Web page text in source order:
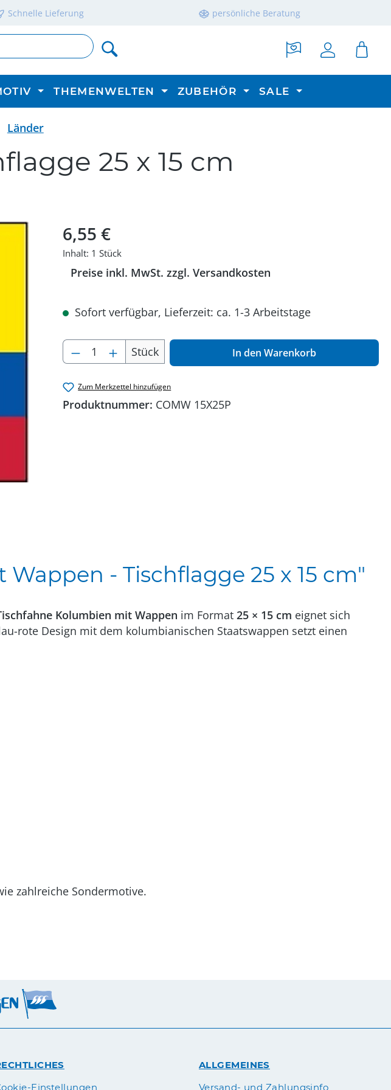
Schnelle Lieferung persönliche Beratung
THEMENWELTEN ZUBEHÖR SALE
Länder
25 x 15 cm
Regulärer Preis:
6,55 €
Inhalt: 1 Stück
Preise inkl. MwSt. zzgl. Versandkosten
Sofort verfügbar, Lieferzeit: ca. 1-3 Arbeitstage
Produkt Anzahl: Gib den gewünschten Wert
Stück In den Warenkorb
Zum Merkzettel hinzufügen
Produktnummer: COMW 15X25P
- Tischflagge 25 x 15 cm"
Kolumbien mit Wappen im Format 25 × 15 cm eignet sich
rote Design mit dem kolumbianischen Staatswappen setzt einen
zahlreiche Sondermotive.
Einstellungen
ALLGEMEINES
Versand- und Zahlungsinfo